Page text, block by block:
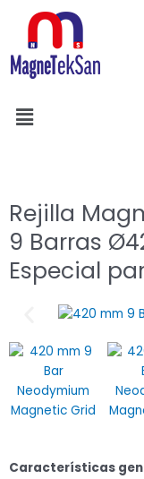
contenido
Menú
Rejilla
9 Barras
Especial
Características